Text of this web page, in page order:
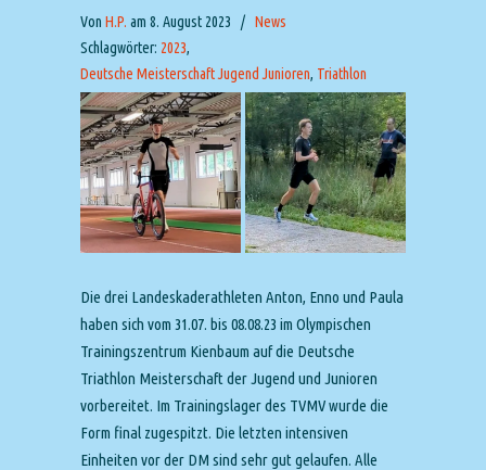
Von H.P. am 8. August 2023 / News
Schlagwörter: 2023,
Deutsche Meisterschaft Jugend Junioren, Triathlon
Die drei Landeskaderathleten Anton, Enno und Paula
haben sich vom 31.07. bis 08.08.23 im Olympischen
Trainingszentrum Kienbaum auf die Deutsche
Triathlon Meisterschaft der Jugend und Junioren
vorbereitet. Im Trainingslager des TVMV wurde die
Form final zugespitzt. Die letzten intensiven
Einheiten vor der DM sind sehr gut gelaufen. Alle